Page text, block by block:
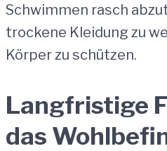
Schwimmen rasch
trockene Kleidung zu
Körper zu schützen.
Langfristige
das